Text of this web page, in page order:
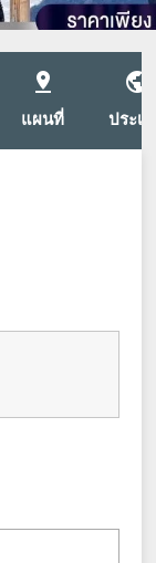
pin_drop
แผนที่
public
ประเ